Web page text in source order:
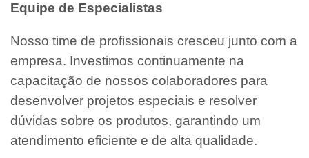
Equipe de Especialistas
Nosso time de profissionais cresceu junto com a
empresa. Investimos continuamente na
capacitação de nossos colaboradores para
desenvolver projetos especiais e resolver
dúvidas sobre os produtos, garantindo um
atendimento eficiente e de alta qualidade.